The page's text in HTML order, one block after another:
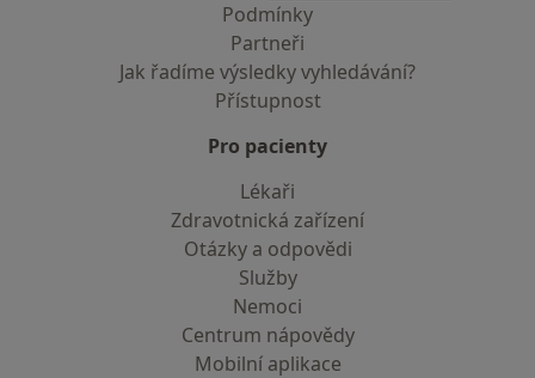
Podmínky
Partneři
Jak řadíme výsledky vyhledávání?
Přístupnost
Pro pacienty
Lékaři
Zdravotnická zařízení
Otázky a odpovědi
Služby
Nemoci
Centrum nápovědy
Mobilní aplikace